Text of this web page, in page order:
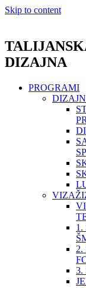
Skip to content
DIZAJNA
PROGRAMI
1.
2.
3.